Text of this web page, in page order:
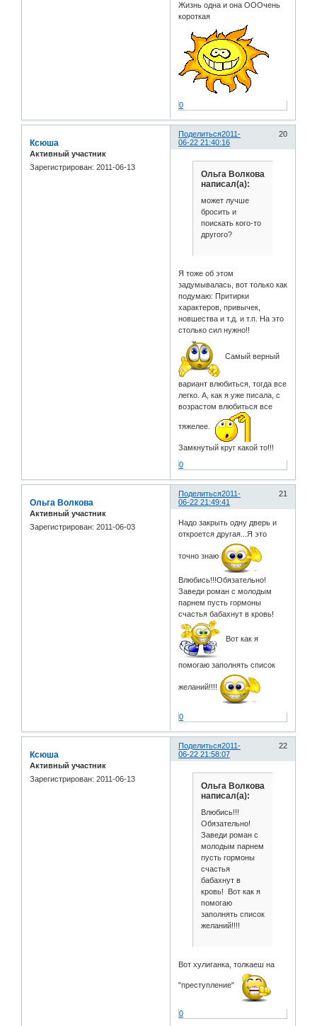
Жизнь одна и она ОООчень
короткая
0
Поделиться 20
2011-
06-22 21:40:16
Ксюша
Активный участник
Зарегистрирован: 2011-06-13
Ольга Волкова
написал(а):
может лучше
бросить и
поискать кого-то
другого?
Я тоже об этом
задумывалась, вот только как
подумаю: Притирки
характеров, привычек,
новшества и т.д. и т.п. На это
столько сил нужно!!
Самый верный
вариант влюбиться, тогда все
легко. А, как я уже писала, с
возрастом влюбиться все
тяжелее.
Замкнутый круг какой то!!!
0
Поделиться 21
2011-
06-22 21:49:41
Ольга Волкова
Активный участник
Зарегистрирован: 2011-06-03
Надо закрыть одну дверь и
откроется другая...Я это
точно знаю
Влюбись!!!Обязательно!
Заведи роман с молодым
парнем пусть гормоны
счастья бабахнут в кровь!
Вот как я
помогаю заполнять список
желаний!!!!
0
Поделиться 22
2011-
06-22 21:58:07
Ксюша
Активный участник
Зарегистрирован: 2011-06-13
Ольга Волкова
написал(а):
Влюбись!!!
Обязательно!
Заведи роман с
молодым парнем
пусть гормоны
счастья
бабахнут в
кровь! Вот как я
помогаю
заполнять список
желаний!!!!
Вот хулиганка, толкаеш на
"преступление"
0